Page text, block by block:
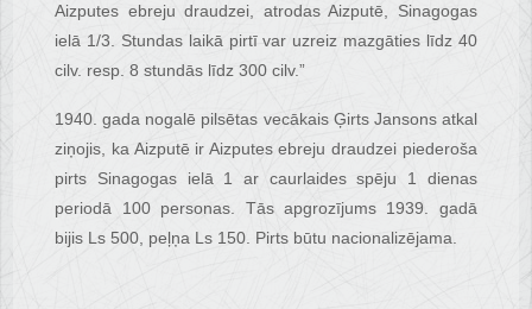
Aizputes ebreju draudzei, atrodas Aizputē, Sinagogas
ielā 1/3. Stundas laikā pirtī var uzreiz mazgāties līdz 40
cilv. resp. 8 stundās līdz 300 cilv.”
1940. gada nogalē pilsētas vecākais Ģirts Jansons atkal
ziņojis, ka Aizputē ir Aizputes ebreju draudzei piederoša
pirts Sinagogas ielā 1 ar caurlaides spēju 1 dienas
periodā 100 personas. Tās apgrozījums 1939. gadā
bijis Ls 500, peļņa Ls 150. Pirts būtu nacionalizējama.